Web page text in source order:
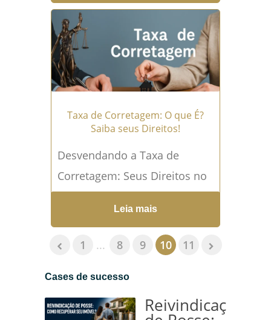
capturou a atenção pública, o
Tribunal de Justiça de...Leia
mais →
Taxa de Corretagem: O que É?
Saiba seus Direitos!
Desvendando a Taxa de
Corretagem: Seus Direitos no
Mercado Imobiliário A taxa de
corretagem, também
conhecida como comissão de
corretagem, é um...Leia mais
→
Leia mais
1 ... 8 9 10 11
Cases de sucesso
Reivindicação